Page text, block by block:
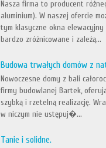
Nasza firma to producent
aluminium). W naszej ofercie
tym klasyczne okna
bardzo zróżnicowane i zależą...
Budowa trwałych domów z
Nowoczesne domy z bali
firmy budowlanej Bartek,
szybką i rzetelną realizację.
w niczym nie ustępuj�...
Tanie i solidne.